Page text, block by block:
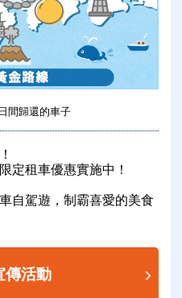
間歸還的車子
定租車優惠實施中！
自駕遊，制霸喜愛的美食
傳活動